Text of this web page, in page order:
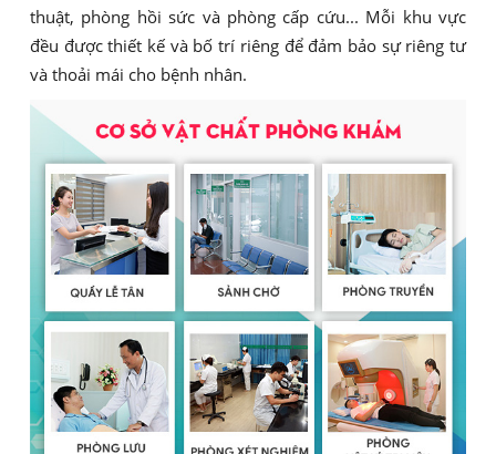
thuật, phòng hồi sức và phòng cấp cứu... Mỗi khu vực
đều được thiết kế và bố trí riêng để đảm bảo sự riêng tư
và thoải mái cho bệnh nhân.